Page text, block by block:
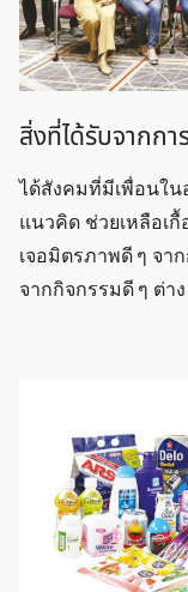
สิ่งที่ได้รับจากกา
ได้สังคมที่มีเพื่อนใน
แนวคิด ช่วยเหลือเ
เจอมิตรภาพดี ๆ จา
จากกิจกรรมดี ๆ ต่า